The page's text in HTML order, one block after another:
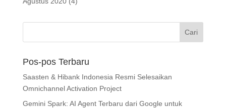
Pos-pos Terbaru
Saasten & Hibank Indonesia Resmi Selesaikan
Omnichannel Activation Project
Gemini Spark: AI Agent Terbaru dari Google untuk